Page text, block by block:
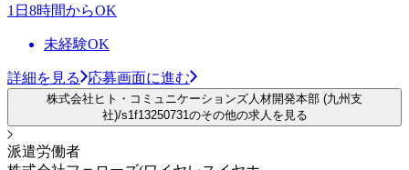
1日8時間からOK
未経験OK
詳細を見る 応募画面に進む
株式会社ヒト・コミュニケーションズ人材開発本部 (九州支
社)/s1f13250731のその他の求人を見る
派遣労働者